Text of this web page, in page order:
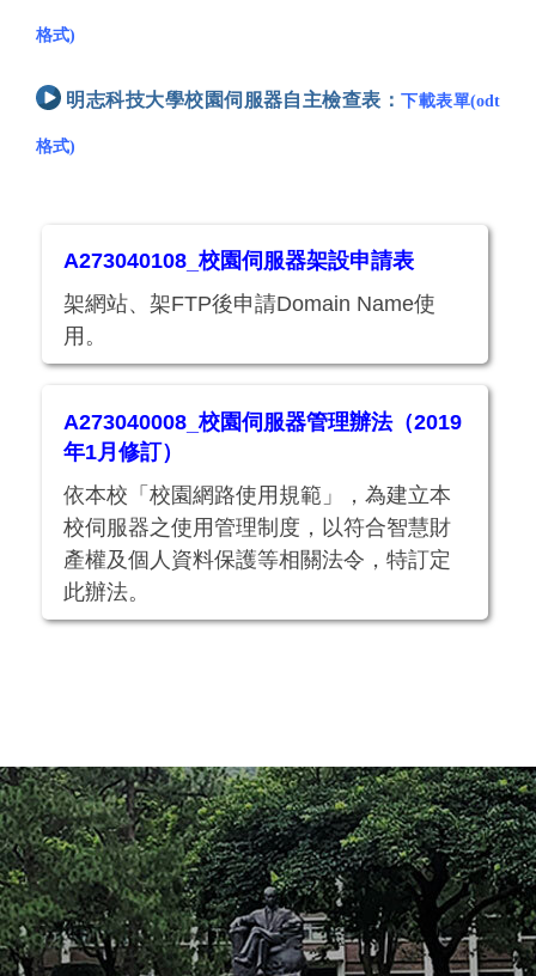
格式)
明志科技大學校園伺服器自主檢查表：下載表單(odt
格式)
A273040108_校園伺服器架設申請表
架網站、架FTP後申請Domain Name使
用。
A273040008_校園伺服器管理辦法（2019
年1月修訂）
依本校「校園網路使用規範」，為建立本
校伺服器之使用管理制度，以符合智慧財
產權及個人資料保護等相關法令，特訂定
此辦法。